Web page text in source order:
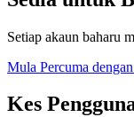
Setiap akaun baharu
Mula Percuma
Kes